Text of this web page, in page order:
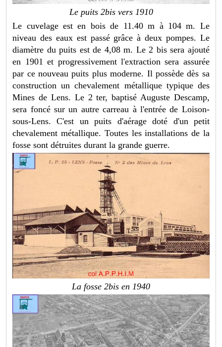
Le puits 2bis vers 1910
Le cuvelage est en bois de 11.40 m à 104 m. Le
niveau des eaux est passé grâce à deux pompes. Le
diamètre du puits est de 4,08 m. Le 2 bis sera ajouté
en 1901 et progressivement l'extraction sera assurée
par ce nouveau puits plus moderne. Il possède dès sa
construction un chevalement métallique typique des
Mines de Lens. Le 2 ter, baptisé Auguste Descamp,
sera foncé sur un autre carreau à l'entrée de Loison-
sous-Lens. C'est un puits d'aérage doté d'un petit
chevalement métallique. Toutes les installations de la
fosse sont détruites durant la grande guerre.
La fosse 2bis en 1940